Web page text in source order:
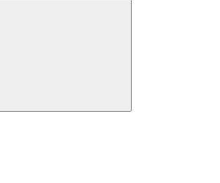
Buscar